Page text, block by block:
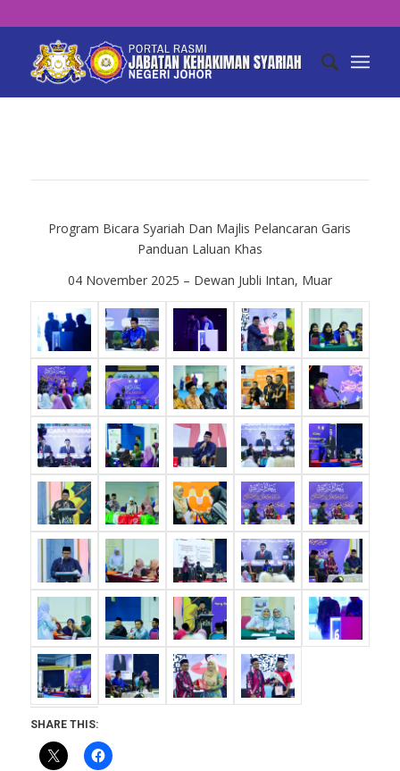
Program Bicara Syariah Dan Majlis Pelancaran Garis
Panduan Laluan Khas
04 November 2025 – Dewan Jubli Intan, Muar
SHARE THIS: